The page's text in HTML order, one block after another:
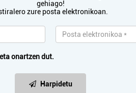
gehiago!
zure posta elektronikoan.
onartzen dut.
Harpidetu